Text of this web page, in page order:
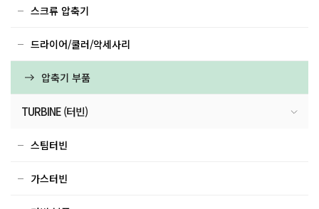
스크류 압축기
드라이어/쿨러/악세사리
압축기 부품
TURBINE (터빈)
스팀터빈
가스터빈